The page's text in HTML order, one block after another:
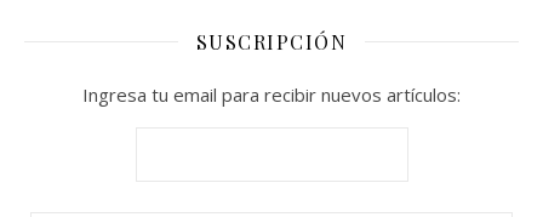
SUSCRIPCIÓN
Ingresa tu email para recibir nuevos artículos: